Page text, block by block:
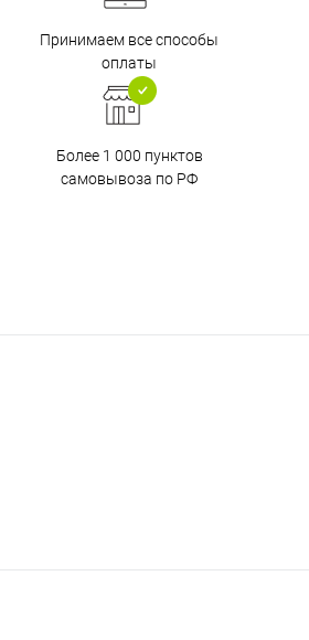
Принимаем все способы
оплаты
Более 1 000 пунктов
самовывоза по РФ